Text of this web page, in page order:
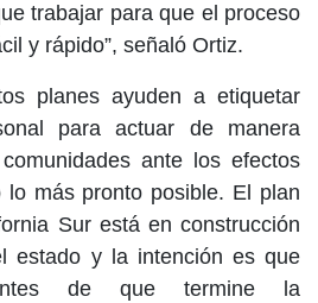
trabajar para que el proceso
y rápido”, señaló Ortiz.
planes ayuden a etiquetar
para actuar de manera
ante los efectos
lo más pronto posible. El plan
Sur está en construcción
estado y la intención es que
de que termine la